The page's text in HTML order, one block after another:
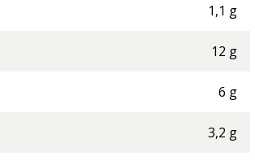
1,1 g
12 g
6 g
3,2 g